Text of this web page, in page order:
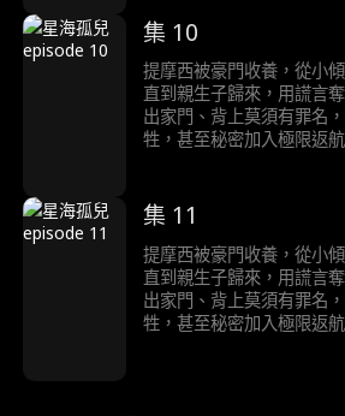
白自己失去了什麼……
集 10
提摩西被豪門收養，從小
直到親生子歸來，用謊言
出家門、背上莫須有罪名
牲，甚至秘密加入極限返
白自己失去了什麼……
集 11
提摩西被豪門收養，從小
直到親生子歸來，用謊言
出家門、背上莫須有罪名
牲，甚至秘密加入極限返